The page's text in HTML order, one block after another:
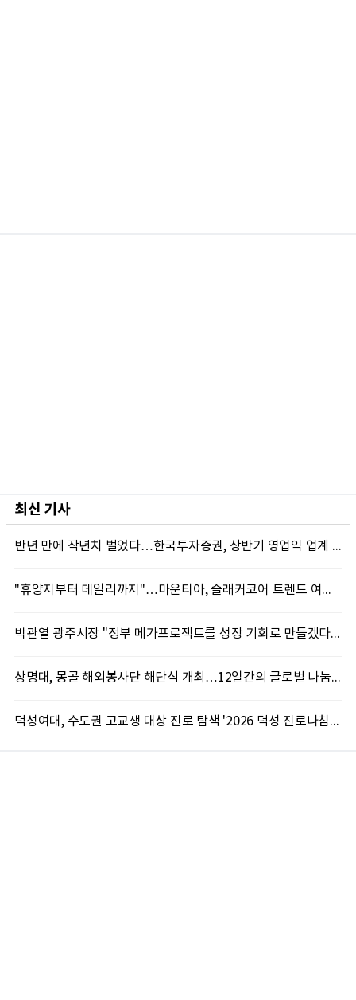
최신 기사
반년 만에 작년치 벌었다…한국투자증권, 상반기 영업익 업계 첫 2조 돌파
"휴양지부터 데일리까지"…마운티아, 슬래커코어 트렌드 여름 신제품 선봬
박관열 광주시장 "정부 메가프로젝트를 성장 기회로 만들겠다"…첫 시정토론회 개최
상명대, 몽골 해외봉사단 해단식 개최…12일간의 글로벌 나눔 성료
덕성여대, 수도권 고교생 대상 진로 탐색 '2026 덕성 진로나침판' 개최